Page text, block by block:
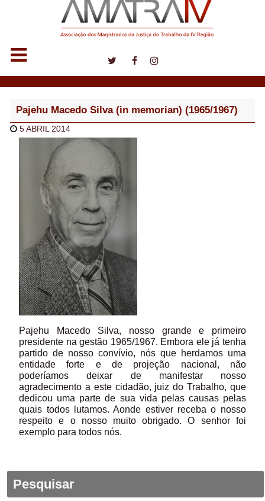
Pajehu Macedo Silva (in memorian) (1965/1967)
5 ABRIL 2014
Pajehu Macedo Silva, nosso grande e primeiro
presidente na gestão 1965/1967. Embora ele já tenha
partido de nosso convívio, nós que herdamos uma
entidade forte e de projeção nacional, não
poderíamos deixar de manifestar nosso
agradecimento a este cidadão, juiz do Trabalho, que
dedicou uma parte de sua vida pelas causas pelas
quais todos lutamos. Aonde estiver receba o nosso
respeito e o nosso muito obrigado. O senhor foi
exemplo para todos nós.
Pesquisar